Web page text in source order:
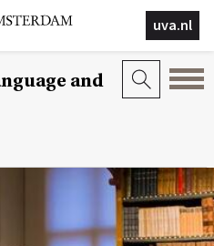
uva.nl
and